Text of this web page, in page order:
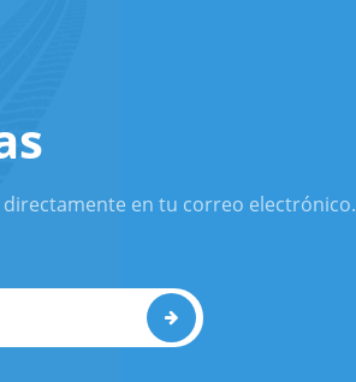
en tu correo electrónico.